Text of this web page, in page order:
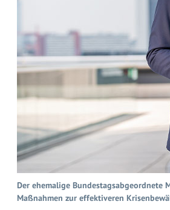
Der ehemalige Bundestagsabgeordnete
Maßnahmen zur effektiveren